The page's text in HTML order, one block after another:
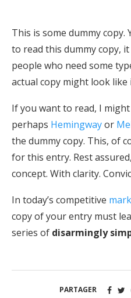
This is some dummy copy.
to read this dummy copy,
people who need some
actual copy might look
If you want to read, I
perhaps Hemingwayor
the dummy copy. This, of
for this entry. Rest
concept. With clarity.
In today’s competitive
copy of your entry must
series of disarmingly
PARTAGER